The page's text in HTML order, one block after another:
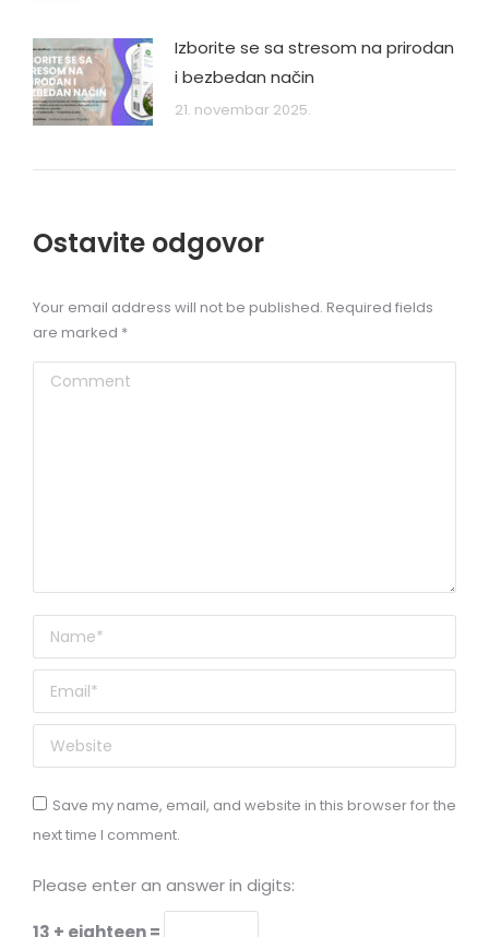
Izborite se sa stresom na prirodan
i bezbedan način
21. novembar 2025.
Ostavite odgovor
Your email address will not be published. Required fields
are marked *
Comment
Name *
Email *
Website
Save my name, email, and website in this browser for the
next time I comment.
Please enter an answer in digits:
13 + eighteen =